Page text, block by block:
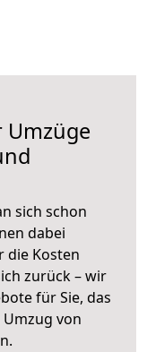
sich schon
dabei
die Kosten
zurück – wir
für Sie, das
von